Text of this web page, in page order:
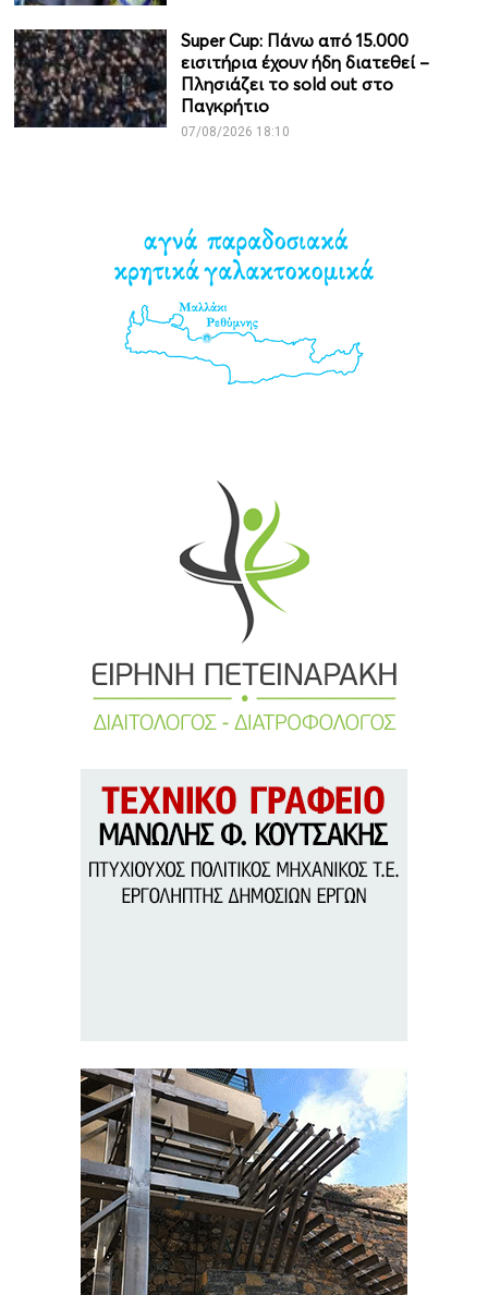
Super Cup: Πάνω από 15.000
εισιτήρια έχουν ήδη διατεθεί –
Πλησιάζει το sold out στο
Παγκρήτιο
07/08/2026 18:10